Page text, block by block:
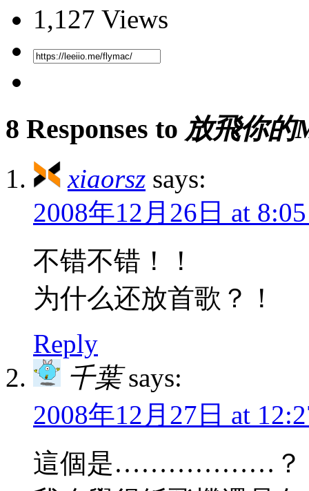
1,127 Views
8 Responses to 放飛你的
xiaorsz says:
2008年12月26日 at
不错不错！！
为什么还放首歌？！
Reply
千葉 says:
2008年12月27日 at
這個是………………？